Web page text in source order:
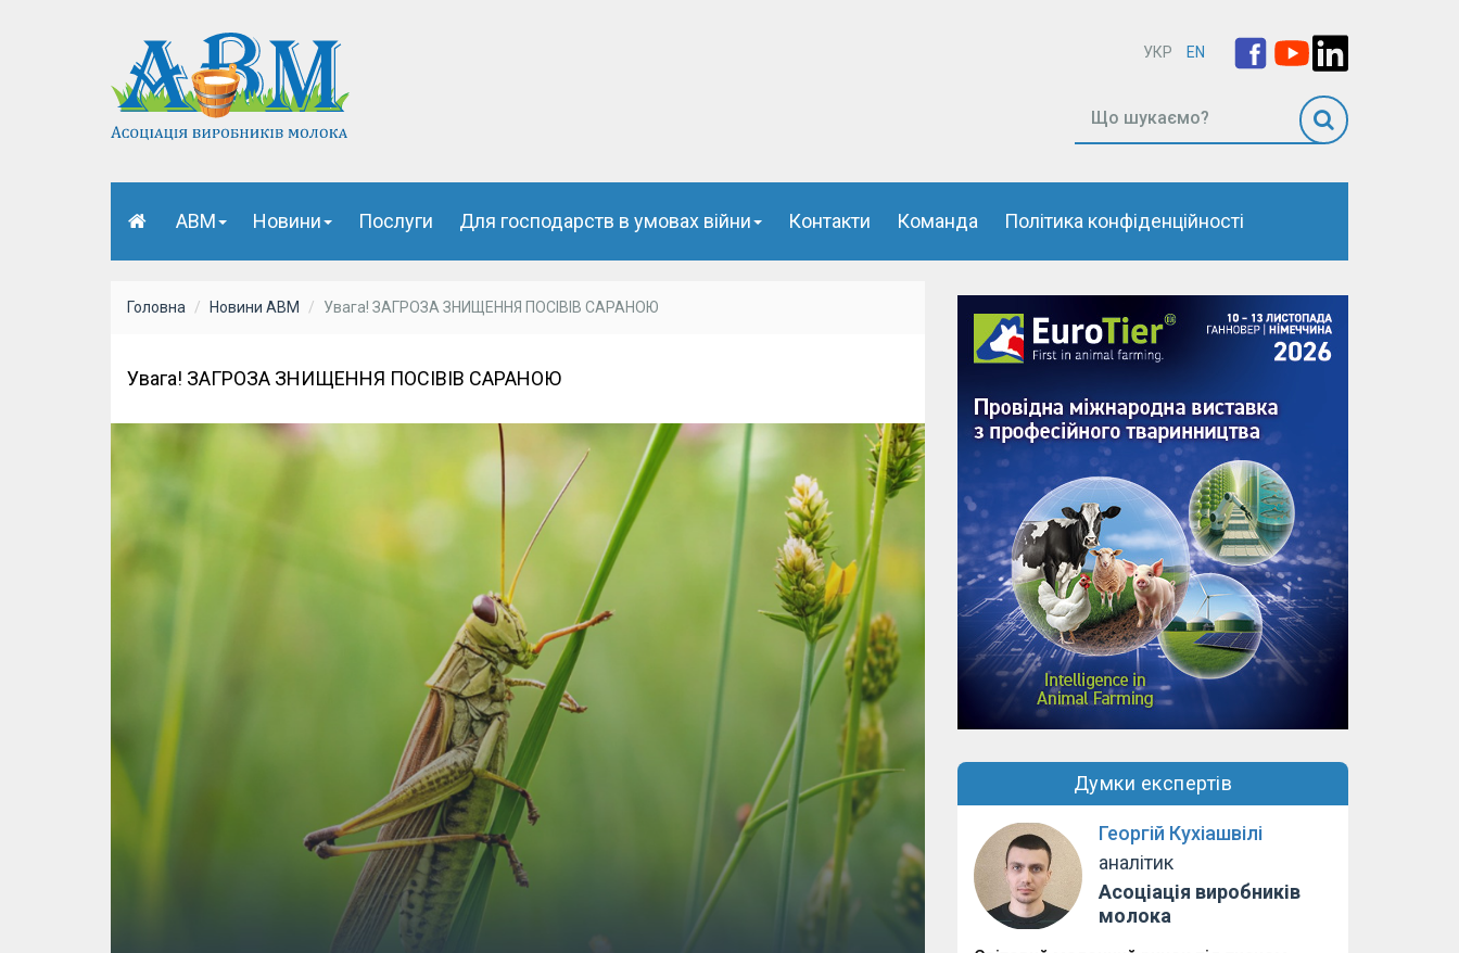
УКР EN
АВМ Новини Послуги Для господарств в умовах війни Контакти Команда Політика конфіденційності
Думки експертів
Георгій Кухіашвілі
аналітик
Асоціація виробників
молока
Головна Новини АВМ Увага! ЗАГРОЗА ЗНИЩЕННЯ ПОСІВІВ САРАНОЮ
Увага! ЗАГРОЗА ЗНИЩЕННЯ ПОСІВІВ САРАНОЮ